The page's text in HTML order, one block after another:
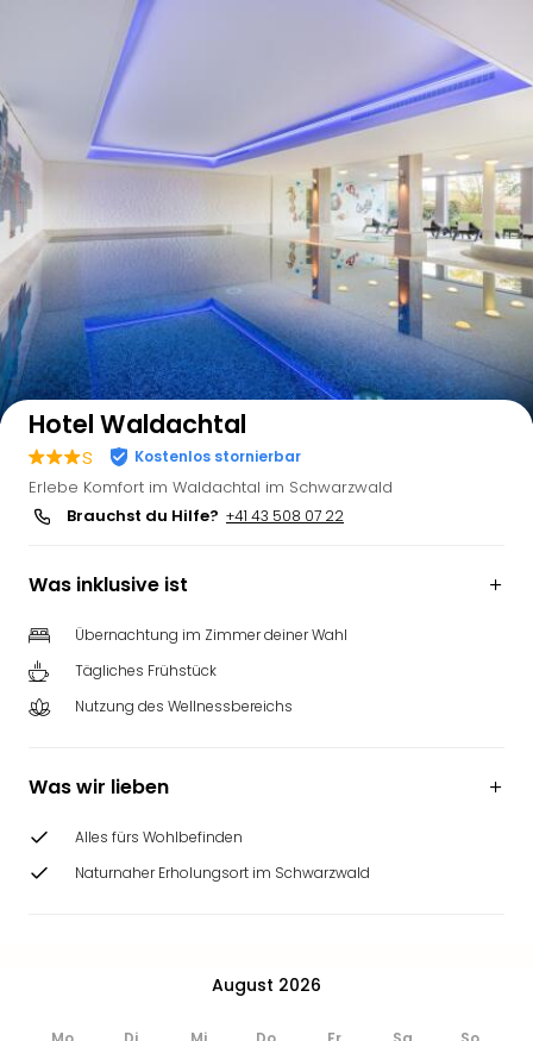
Auf der Karte anzeigen
Hotel Waldachtal
s Kostenlos stornierbar
Erlebe Komfort im Waldachtal im Schwarzwald
Brauchst du Hilfe? +41 43 508 07 22
Was inklusive ist
Übernachtung im Zimmer deiner Wahl
Tägliches Frühstück
Nutzung des Wellnessbereichs
Was wir lieben
Alles fürs Wohlbefinden
Naturnaher Erholungsort im Schwarzwald
August 2026